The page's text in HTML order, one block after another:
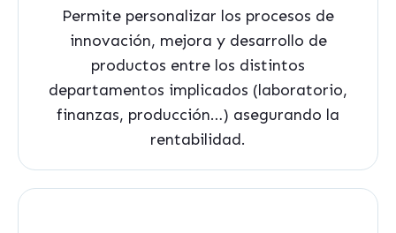
Permite personalizar los procesos de
innovación, mejora y desarrollo de
productos entre los distintos
departamentos implicados (laboratorio,
finanzas, producción…) asegurando la
rentabilidad.